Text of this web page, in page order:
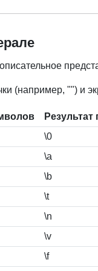
(например, "") и
Результат
\0
\a
\b
\t
\n
\v
\f